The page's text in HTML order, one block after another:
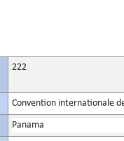
222
Convention internationale
Panama